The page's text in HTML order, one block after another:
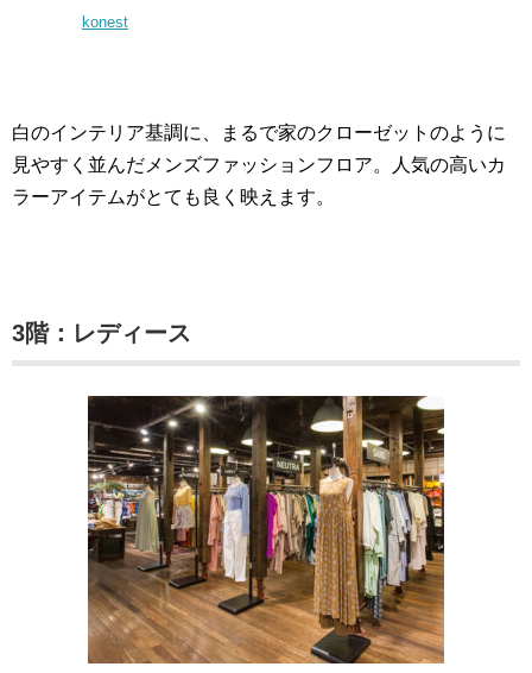
konest
白のインテリア基調に、まるで家のクローゼットのように
見やすく並んだメンズファッションフロア。人気の高いカ
ラーアイテムがとても良く映えます。
3階：レディース